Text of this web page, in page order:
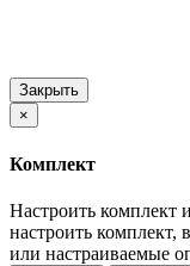
Закрыть
×
Комплект
Настроить комплект
настроить комплект,
или настраиваемые